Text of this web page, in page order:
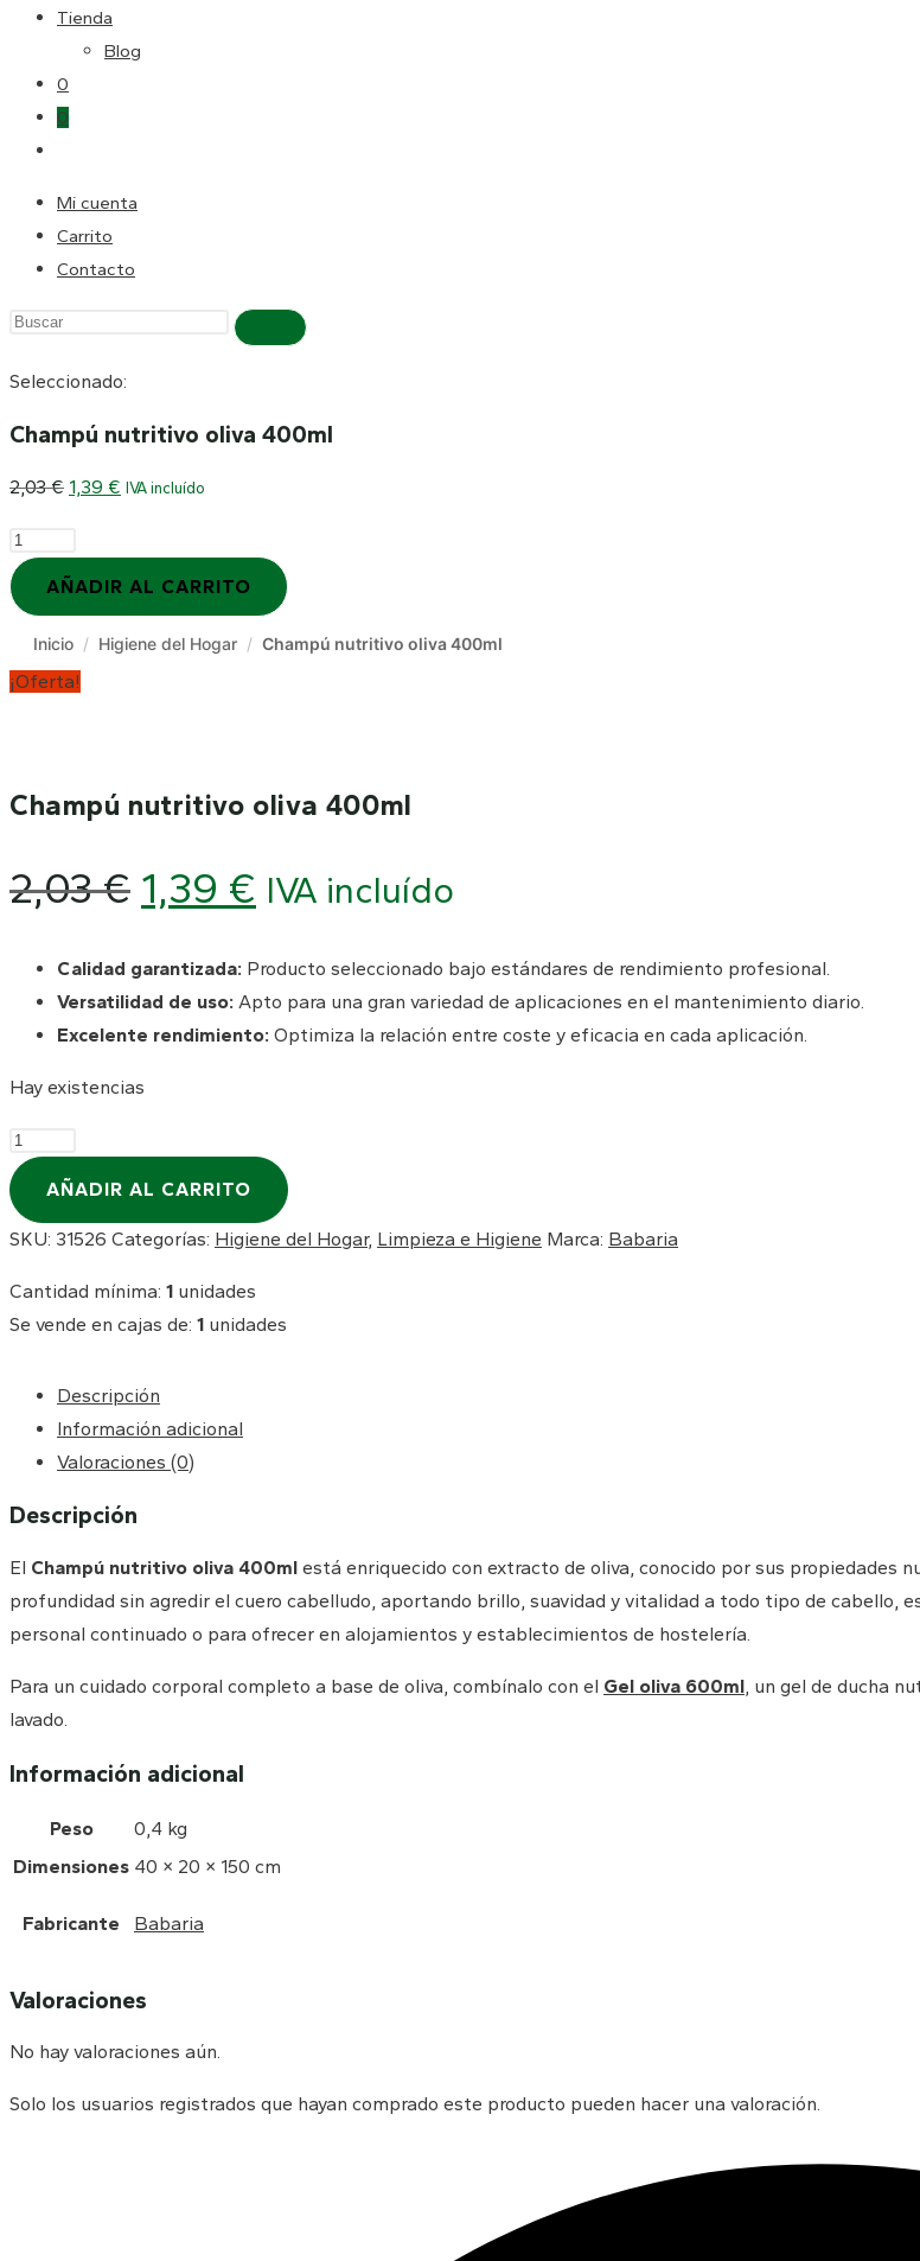
Tienda
Blog
0
0
Mi cuenta
Carrito
Contacto
Seleccionado:
Champú nutritivo oliva 400ml
2,03€ 1,39 € IVA incluído
AÑADIR AL CARRITO
Inicio / Higiene del Hogar / Champú nutritivo oliva 400ml
¡Oferta!
Champú nutritivo oliva 400ml
2,03€ 1,39 € IVA incluído
Calidad garantizada: Producto seleccionado bajo estándares de rendimiento profesional.
Versatilidad de uso: Apto para una gran variedad de aplicaciones en el mantenimiento diario.
Excelente rendimiento: Optimiza la relación entre coste y eficacia en cada aplicación.
Hay existencias
AÑADIR AL CARRITO
SKU: 31526 Categorías: Higiene del Hogar, Limpieza e Higiene Marca: Babaria
Cantidad mínima: 1 unidades
Se vende en cajas de: 1 unidades
Descripción
Información adicional
Valoraciones (0)
Descripción
El Champú nutritivo oliva 400ml está enriquecido con extracto de oliva, conocido por sus propiedades
profundidad sin agredir el cuero cabelludo, aportando brillo, suavidad y vitalidad a todo tipo de cabello,
personal continuado o para ofrecer en alojamientos y establecimientos de hostelería.
Para un cuidado corporal completo a base de oliva, combínalo con el Gel oliva 600ml, un gel de ducha
lavado.
Información adicional
Peso
0,4 kg
Dimensiones 40 × 20 × 150 cm
Fabricante Babaria
Valoraciones
No hay valoraciones aún.
Solo los usuarios registrados que hayan comprado este producto pueden hacer una valoración.